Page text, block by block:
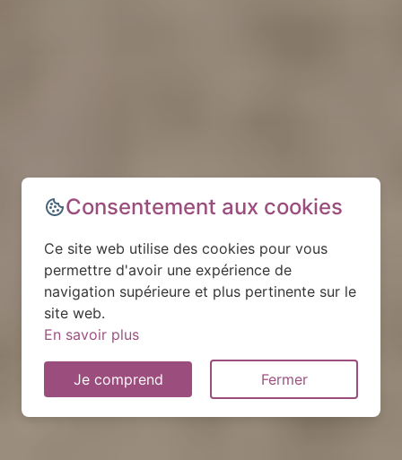
Consentement aux cookies
Ce site web utilise des cookies pour vous
permettre d'avoir une expérience de
navigation supérieure et plus pertinente sur le
site web.
En savoir plus
Je comprend Fermer